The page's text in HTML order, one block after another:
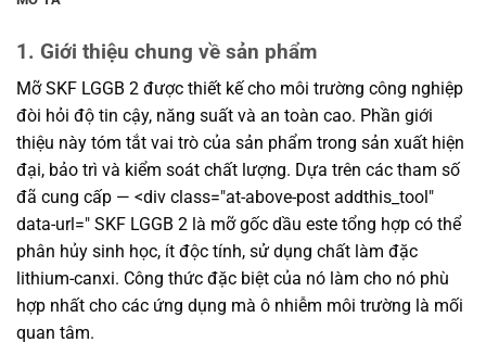
1. Giới thiệu chung về sản phẩm
Mỡ SKF LGGB 2 được thiết kế cho môi trường công nghiệp
đòi hỏi độ tin cậy, năng suất và an toàn cao. Phần giới
thiệu này tóm tắt vai trò của sản phẩm trong sản xuất hiện
đại, bảo trì và kiểm soát chất lượng. Dựa trên các tham số
đã cung cấp — <div class="at-above-post addthis_tool"
data-url=" SKF LGGB 2 là mỡ gốc dầu este tổng hợp có thể
phân hủy sinh học, ít độc tính, sử dụng chất làm đặc
lithium-canxi. Công thức đặc biệt của nó làm cho nó phù
hợp nhất cho các ứng dụng mà ô nhiễm môi trường là mối
quan tâm.